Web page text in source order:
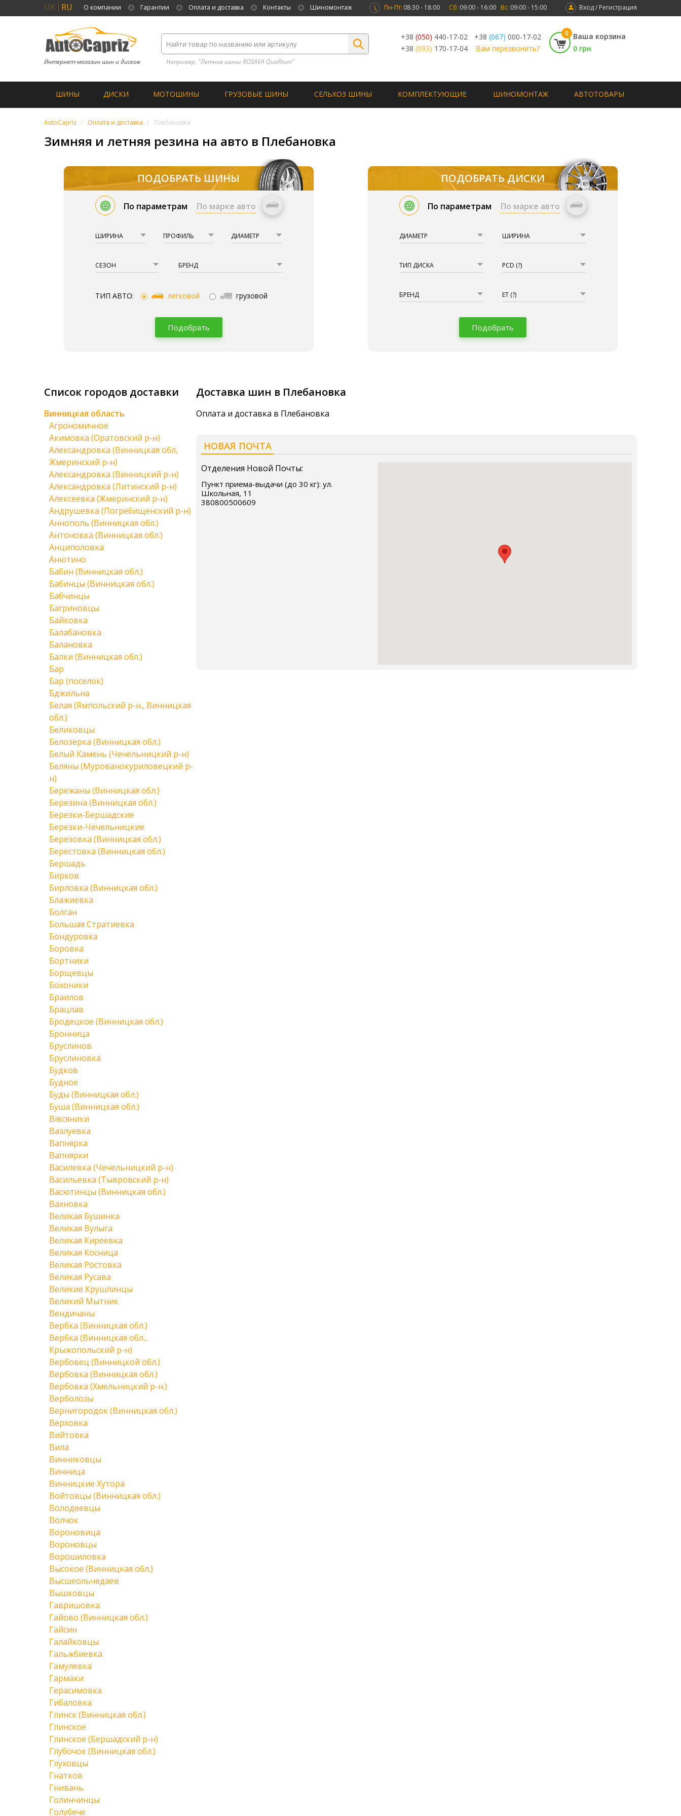
UK RU О компании Гарантии Оплата и доставка Контакты Шиномонтаж Вход / Регистрация
Пн-Пт: 08:30 - 18:00 Сб: 09:00 - 16:00 Вс: 09:00 - 15:00
Интернет-магазин шин и дисков Например, "Летние шины ROSAVA QuaRtum”
+38 (050) 440-17-02 +38 (067) 000-17-02
+38 (093) 170-17-04 Вам перезвонить?
0
Ваша корзина
0 грн
ШИНЫ ДИСКИ МОТОШИНЫ ГРУЗОВЫЕ ШИНЫ СЕЛЬХОЗ ШИНЫ КОМПЛЕКТУЮЩИЕ ШИНОМОНТАЖ АВТОТОВАРЫ
AutoCapriz Оплата и доставка Плебановка
Зимняя и летняя резина на авто в Плебановка
ПОДОБРАТЬ ШИНЫ
По параметрам По марке авто
ШИРИНА ПРОФИЛЬ ДИАМЕТР
СЕЗОН БРЕНД
ТИП АВТО: легковой грузовой
Подобрать
ПОДОБРАТЬ ДИСКИ
По параметрам По марке авто
ДИАМЕТР ШИРИНА
ТИП ДИСКА PCD (?)
БРЕНД ET (?)
Подобрать
Доставка шин в Плебановка
Оплата и доставка в Плебановка
НОВАЯ ПОЧТА
Отделения Новой Почты:
Пункт приема-выдачи (до 30 кг): ул.
Школьная, 11
380800500609
Список городов доставки
Винницкая область
Агрономичное
Акимовка (Оратовский р-н)
Александровка (Винницкая обл,
Жмеринский р-н)
Александровка (Винницкий р-н)
Александровка (Литинский р-н)
Алексеевка (Жмеринский р-н)
Андрушевка (Погребищенский р-н)
Аннополь (Винницкая обл.)
Антоновка (Винницкая обл.)
Анциполовка
Анютино
Бабин (Винницкая обл.)
Бабинцы (Винницкая обл.)
Бабчинцы
Багриновцы
Байковка
Балабановка
Балановка
Балки (Винницкая обл.)
Бар
Бар (поселок)
Бджильна
Белая (Ямпольский р-н., Винницкая
обл.)
Беликовцы
Белозерка (Винницкая обл.)
Белый Камень (Чечельницкий р-н)
Беляны (Мурованокуриловецкий р-
н)
Бережаны (Винницкая обл.)
Березина (Винницкая обл.)
Березки-Бершадские
Березки-Чечельницкие
Березовка (Винницкая обл.)
Берестовка (Винницкая обл.)
Бершадь
Бирков
Бирловка (Винницкая обл.)
Блажиевка
Болган
Большая Стратиевка
Бондуровка
Боровка
Бортники
Борщевцы
Бохоники
Браилов
Брацлав
Бродецкое (Винницкая обл.)
Бронница
Бруслинов
Бруслиновка
Будков
Будное
Буды (Винницкая обл.)
Буша (Винницкая обл.)
Вівсяники
Вазлуевка
Вапнярка
Вапнярки
Василевка (Чечельницкий р-н)
Васильевка (Тывровский р-н)
Васютинцы (Винницкая обл.)
Вахновка
Великая Бушинка
Великая Вулыга
Великая Киреевка
Великая Косница
Великая Ростовка
Великая Русава
Великие Крушлинцы
Великий Мытник
Вендичаны
Вербка (Винницкая обл.)
Вербка (Винницкая обл.,
Крыжопольский р-н)
Вербовец (Винницкой обл.)
Вербовка (Винницкая обл.)
Вербовка (Хмельницкий р-н.)
Верболозы
Вернигородок (Винницкая обл.)
Верховка
Вийтовка
Вила
Винниковцы
Винница
Винницкие Хутора
Войтовцы (Винницкая обл.)
Володеевцы
Волчок
Вороновица
Вороновцы
Ворошиловка
Высокое (Винницкая обл.)
Высшеольчедаев
Вышковцы
Гавришовка
Гайово (Винницкая обл.)
Гайсин
Галайковцы
Гальжбиевка
Гамулевка
Гармаки
Герасимовка
Гибаловка
Глинск (Винницкая обл.)
Глинское
Глинское (Бершадский р-н)
Глубочок (Винницкая обл.)
Глуховцы
Гнатков
Гнивань
Голинчинцы
Голубече